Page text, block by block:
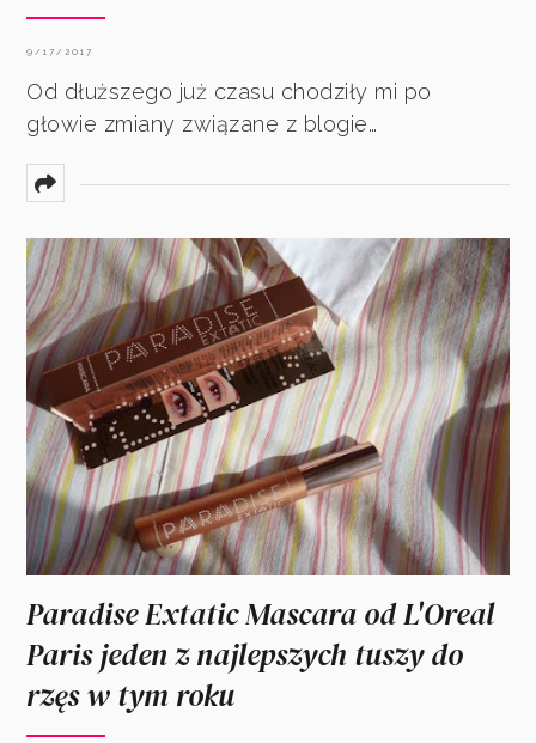
9/17/2017
Od dłuższego już czasu chodziły mi po
głowie zmiany związane z blogie…
Paradise Extatic Mascara od L'Oreal
Paris jeden z najlepszych tuszy do
rzęs w tym roku